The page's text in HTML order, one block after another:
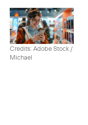
Credits: Adobe Stock /
Michael